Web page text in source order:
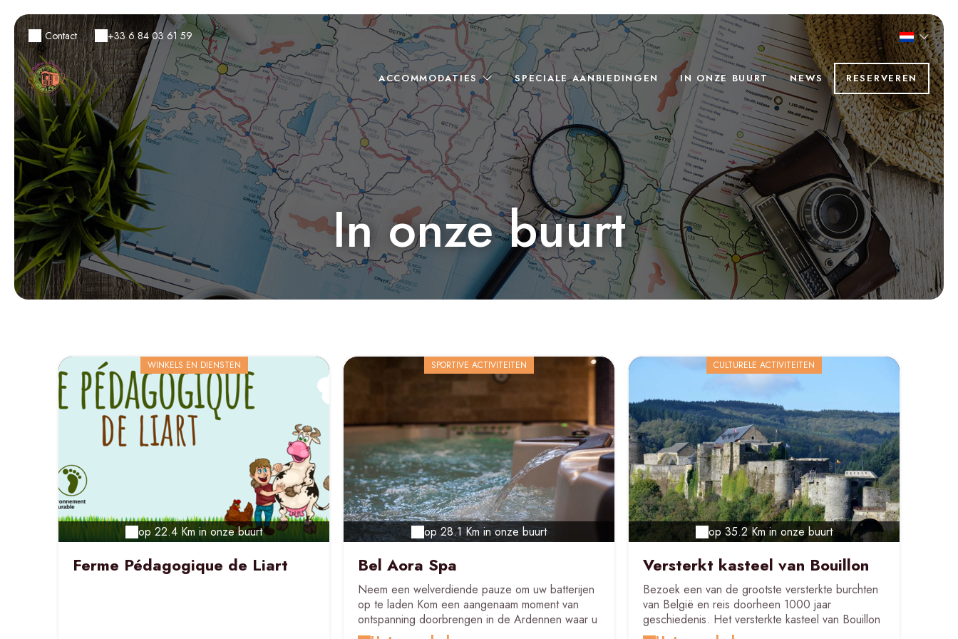
Contact +33 6 84 03 61 59
ACCOMMODATIES SPECIALE AANBIEDINGEN IN ONZE BUURT NEWS RESERVEREN
In onze buurt
WINKELS EN DIENSTEN
op 22.4 Km in onze buurt
Ferme Pédagogique de Liart
SPORTIVE ACTIVITEITEN
op 28.1 Km in onze buurt
Bel Aora Spa
Neem een welverdiende pauze om uw batterijen
op te laden Kom een aangenaam moment van
ontspanning doorbrengen in de Ardennen waar u
toegang heeft zoals u dat wenst: in de zwemspa
CULTURELE ACTIVITEITEN
op 35.2 Km in onze buurt
Versterkt kasteel van Bouillon
Bezoek een van de grootste versterkte burchten
van België en reis doorheen 1000 jaar
geschiedenis. Het versterkte kasteel van Bouillon
is gelegen op drie rotskammen en geeft een